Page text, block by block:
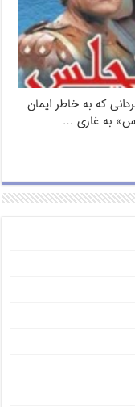
که به خاطر ایمان
به غاری …